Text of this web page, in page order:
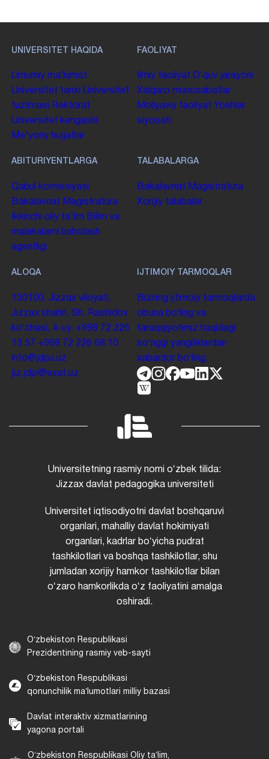
UNIVERSITET HAQIDA
Umumiy maʼlumot
Universitet tarixi Universitet
tuzilmasi
Rektorat
Universitet kengashi
Me'yoriy hujjatlar
FAOLIYAT
Ilmiy faoliyat Oʻquv jarayoni
Xalqaro munosabatlar
Moliyaviy faoliyat Yoshlar
siyosati
ABITURIYENTLARGA
Qabul komissiyasi
Bakalavriat Magistratura
Ikkinchi oliy taʼlim Bilim va
malakalarni baholash
agentligi
TALABALARGA
Bakalavriat Magistratura
Xorijiy talabalar
ALOQA
130100. Jizzax viloyati,
Jizzax shahri, Sh. Rashidov
koʻchasi, 4-uy. +998 72 226
13 57 +998 72 226 68 10
info@jdpu.uz
jiz.jdpi@exat.uz
IJTIMOIY TARMOQLAR
Bizning ijtimoiy tarmoqlarda
obuna boʻling va
taraqqiyotimiz haqidagi
soʻnggi yangiliklardan
xabardor boʻling.
Universitetning rasmiy nomi oʻzbek tilida:
Jizzax davlat pedagogika universiteti
Universitet iqtisodiyotni davlat boshqaruvi
organlari, mahalliy davlat hokimiyati
organlari, kadrlar boʻyicha pudrat
tashkilotlari va boshqa tashkilotlar, shu
jumladan xorijiy hamkor tashkilotlar bilan
oʻzaro hamkorlikda oʻz faoliyatini amalga
oshiradi.
Oʻzbekiston Respublikasi
Prezidentining rasmiy veb-sayti
Oʻzbekiston Respublikasi
qonunchilik maʼlumotlari milliy bazasi
Davlat interaktiv xizmatlarining
yagona portali
Oʻzbekiston Respublikasi Oliy taʼlim,